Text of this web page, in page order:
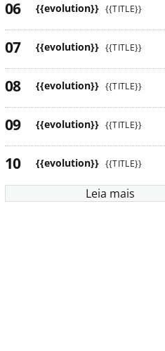
{{evolution}} {{TITLE}}
{{evolution}} {{TITLE}}
{{evolution}} {{TITLE}}
{{evolution}} {{TITLE}}
{{evolution}} {{TITLE}}
Leia mais